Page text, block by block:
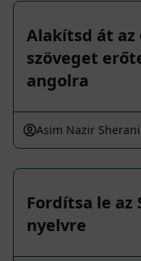
Alakítsd át az
szöveget
angolra
Asim Nazir Sherani
Fordítsa le az
nyelvre